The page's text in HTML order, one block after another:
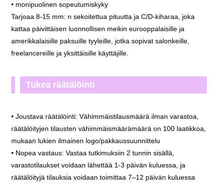
• monipuolinen sopeutumiskyky
Tarjoaa 8-15 mm: n sekoitettua pituutta ja C/D-kiharaa, joka
kattaa päivittäisen luonnollisen meikin eurooppalaisille ja
amerikkalaisille paksuille tyyleille, jotka sopivat salonkeille,
freelancereille ja yksittäisille käyttäjille.
Tukea räätälöinti
• Joustava räätälöinti: Vähimmäistilausmäärä ilman varastoa,
räätälöityjen tilausten vähimmäismäärämäärä on 100 laatikkoa,
mukaan lukien ilmainen logo/pakkaussuunnittelu
• Nopea vastaus: Vastaa tutkimuksiin 2 tunnin sisällä,
varastotilaukset voidaan lähettää 1-3 päivän kuluessa, ja
räätälöityjä tilauksia voidaan toimittaa 7–12 päivän kuluessa